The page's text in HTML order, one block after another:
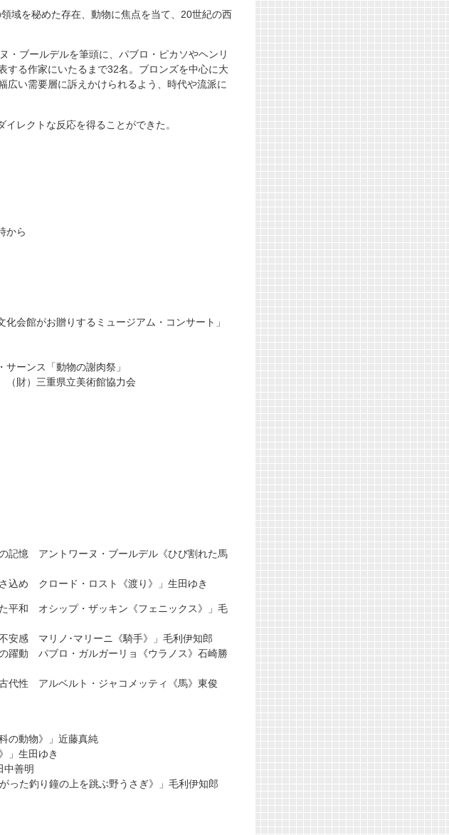
域を秘めた存在、動物に焦点を当て、20世紀の西
ブールデルを筆頭に、パブロ・ピカソやヘンリ
する作家にいたるまで32名。ブロンズを中心に大
広い需要層に訴えかけられるよう、時代や流派に
レクトな反応を得ることができた。
から
会館がお贈りするミュージアム・コンサート」
ーンス「動物の謝肉祭」
（財）三重県立美術館協力会
記憶 アントワーヌ・ブールデル《ひび割れた馬
込め クロード・ロスト《渡り》」生田ゆき
平和 オシップ・ザッキン《フェニックス》」毛
安感 マリノ･マリーニ《騎手》」毛利伊知郎
躍動 パブロ・ガルガーリョ《ウラノス》石崎勝
代性 アルベルト・ジャコメッティ《馬》東俊
の動物》」近藤真純
」生田ゆき
中善明
た釣り鐘の上を跳ぶ野うさぎ》」毛利伊知郎